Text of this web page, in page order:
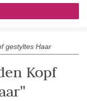
gestyltes Haar
Kopf